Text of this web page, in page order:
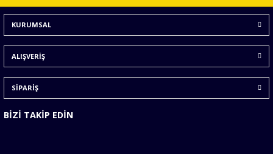
Ürün bilgilerinde hatalar bulunuyor.
Ürün fiyatı diğer sitelerden daha pahalı.
Bu ürüne benzer farklı alternatifler olmalı.
KURUMSAL
ALIŞVERİŞ
SİPARİŞ
BİZİ TAKİP EDİN